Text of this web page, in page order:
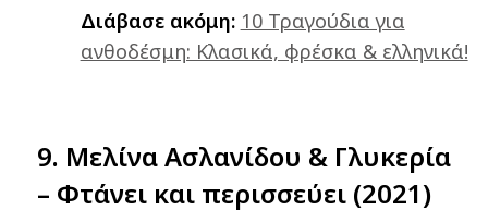
Διάβασε ακόμη: 10 Τραγούδια για
ανθοδέσμη: Κλασικά, φρέσκα & ελληνικά!
9. Μελίνα Ασλανίδου & Γλυκερία
– Φτάνει και περισσεύει (2021)